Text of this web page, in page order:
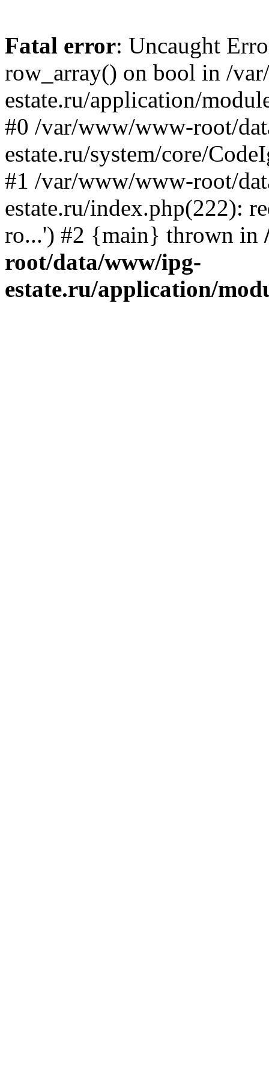
Fatal error: Uncaught
row_array() on bool in /
estate.ru/application/
#0 /var/www/www-root/
estate.ru/system/core/
#1 /var/www/www-root/
estate.ru/index.php(222):
ro...') #2 {main} thrown in
root/data/www/ipg-
estate.ru/application/